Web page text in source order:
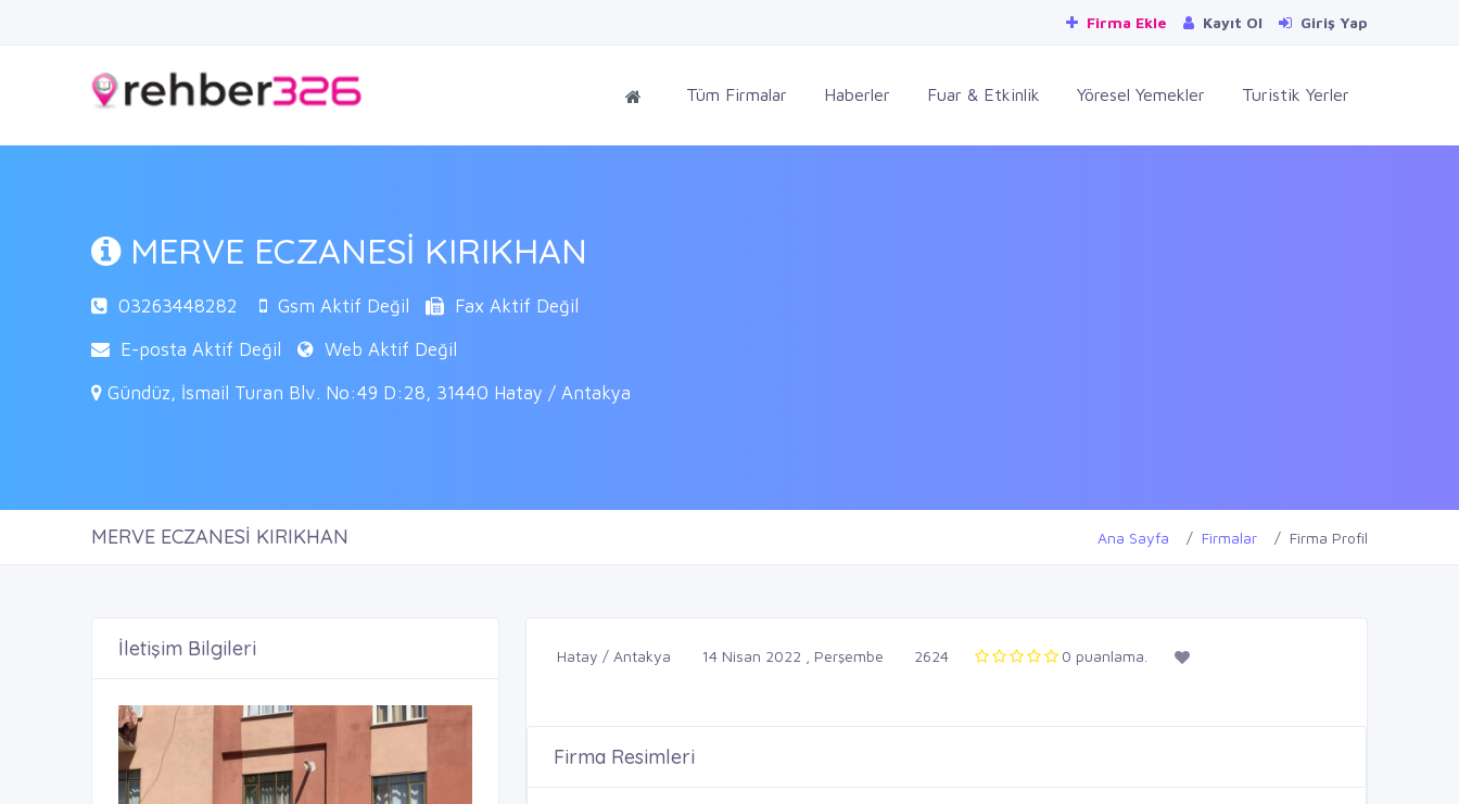
Firma Ekle Kayıt Ol Giriş Yap
Tüm Firmalar Haberler Fuar & Etkinlik Yöresel Yemekler Turistik Yerler
MERVE ECZANESİ KIRIKHAN
03263448282 Gsm Aktif Değil
Fax Aktif Değil
E-posta Aktif Değil
Web Aktif Değil
Gündüz, İsmail Turan Blv. No:49 D:28, 31440 Hatay / Antakya
MERVE ECZANESİ KIRIKHAN Ana Sayfa Firmalar Firma Profil
İletişim Bilgileri Hatay / Antakya 14 Nisan 2022 , Perşembe 2624 0 puanlama.
Firma Resimleri